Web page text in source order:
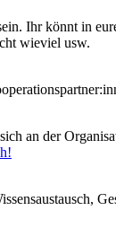
Ihr könnt in
wieviel usw.
an der